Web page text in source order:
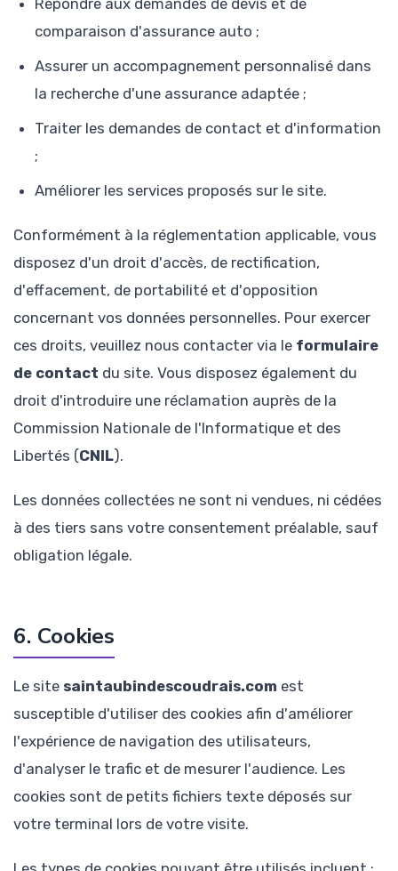
Répondre aux demandes de devis et de
comparaison d'assurance auto ;
Assurer un accompagnement personnalisé dans
la recherche d'une assurance adaptée ;
Traiter les demandes de contact et d'information
;
Améliorer les services proposés sur le site.
Conformément à la réglementation applicable, vous
disposez d'un droit d'accès, de rectification,
d'effacement, de portabilité et d'opposition
concernant vos données personnelles. Pour exercer
ces droits, veuillez nous contacter via le formulaire
de contact du site. Vous disposez également du
droit d'introduire une réclamation auprès de la
Commission Nationale de l'Informatique et des
Libertés (CNIL).
Les données collectées ne sont ni vendues, ni cédées
à des tiers sans votre consentement préalable, sauf
obligation légale.
6. Cookies
Le site saintaubindescoudrais.com est
susceptible d'utiliser des cookies afin d'améliorer
l'expérience de navigation des utilisateurs,
d'analyser le trafic et de mesurer l'audience. Les
cookies sont de petits fichiers texte déposés sur
votre terminal lors de votre visite.